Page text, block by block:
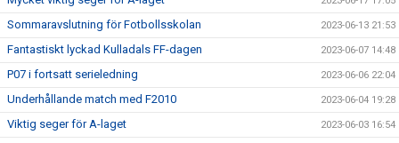
Sommaravslutning för Fotbollsskolan 2023-06-13 21:53
Fantastiskt lyckad Kulladals FF-dagen 2023-06-07 14:48
P07 i fortsatt serieledning 2023-06-06 22:04
Underhållande match med F2010 2023-06-04 19:28
Viktig seger för A-laget 2023-06-03 16:54